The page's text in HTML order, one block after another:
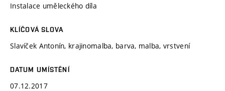
Instalace uměleckého díla
KLÍČOVÁ SLOVA
Slavíček Antonín, krajinomalba, barva, malba, vrstvení
DATUM UMÍSTĚNÍ
07.12.2017